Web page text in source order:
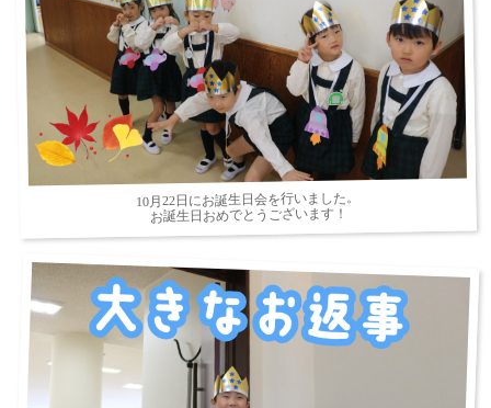
10月22日にお誕生日会を行いました。
お誕生日おめでとうございます！